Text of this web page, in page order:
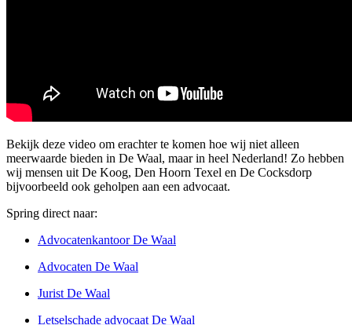
Bekijk deze video om erachter te komen hoe wij niet alleen
meerwaarde bieden in De Waal, maar in heel Nederland! Zo hebben
wij mensen uit De Koog, Den Hoorn Texel en De Cocksdorp
bijvoorbeeld ook geholpen aan een advocaat.
Spring direct naar:
Advocatenkantoor De Waal
Advocaten De Waal
Jurist De Waal
Letselschade advocaat De Waal